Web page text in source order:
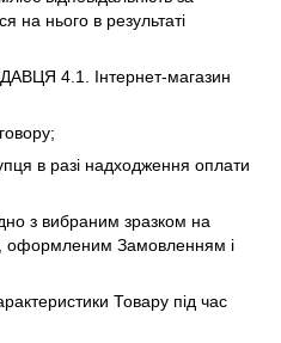
на нього в результаті
4.1. Інтернет-магазин
в разі надходження оплати
з вибраним зразком на
оформленим Замовленням і
Товару під час